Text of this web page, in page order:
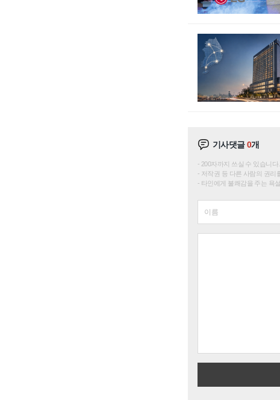
기사댓글0개
200자까지 쓰실 수 있습니다
저작권 등 다른 사람의 권리
타인에게 불쾌감을 주는 욕